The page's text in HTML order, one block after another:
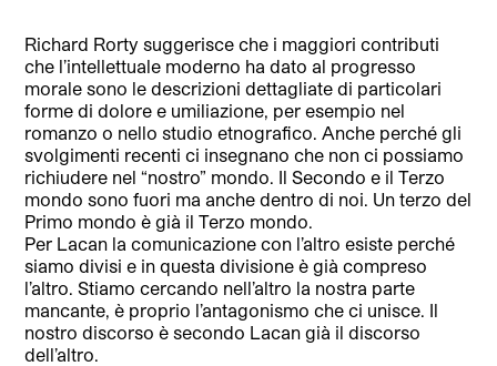
Richard Rorty suggerisce che i maggiori contributi
che l’intellettuale moderno ha dato al progresso
morale sono le descrizioni dettagliate di particolari
forme di dolore e umiliazione, per esempio nel
romanzo o nello studio etnografico. Anche perché gli
svolgimenti recenti ci insegnano che non ci possiamo
richiudere nel “nostro” mondo. Il Secondo e il Terzo
mondo sono fuori ma anche dentro di noi. Un terzo del
Primo mondo è già il Terzo mondo.
Per Lacan la comunicazione con l’altro esiste perché
siamo divisi e in questa divisione è già compreso
l’altro. Stiamo cercando nell’altro la nostra parte
mancante, è proprio l’antagonismo che ci unisce. Il
nostro discorso è secondo Lacan già il discorso
dell’altro.